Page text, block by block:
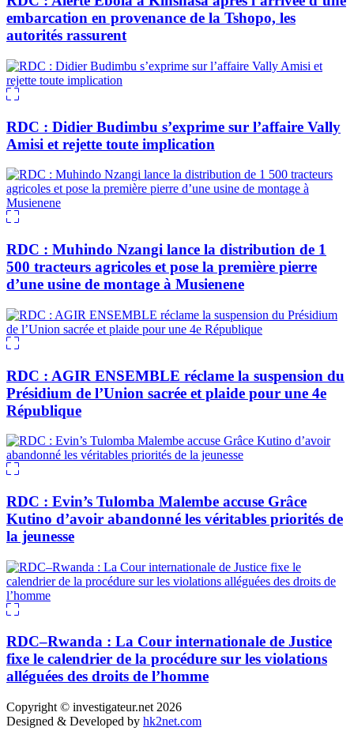
embarcation en provenance de la Tshopo, les
autorités rassurent
RDC : Didier Budimbu s’exprime sur l’affaire Vally
Amisi et rejette toute implication
RDC : Muhindo Nzangi lance la distribution de 1
500 tracteurs agricoles et pose la première pierre
d’une usine de montage à Musienene
RDC : AGIR ENSEMBLE réclame la suspension du
Présidium de l’Union sacrée et plaide pour une 4e
République
RDC : Evin’s Tulomba Malembe accuse Grâce
Kutino d’avoir abandonné les véritables priorités de
la jeunesse
RDC–Rwanda : La Cour internationale de Justice
fixe le calendrier de la procédure sur les violations
alléguées des droits de l’homme
Copyright © investigateur.net 2026
Designed & Developed by hk2net.com